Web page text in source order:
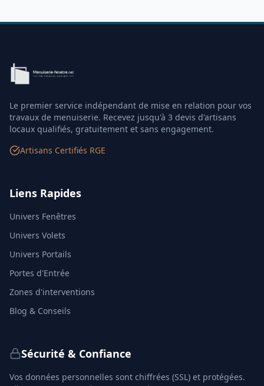
Le premier service indépendant de mise en relation pour vos
travaux de menuiserie. Recevez jusqu'à 3 devis d'artisans
locaux qualifiés, gratuitement et sans engagement.
Artisans Certifiés RGE
Liens Rapides
Univers Fenêtres
Univers Volets
Univers Portails
Portes d'Entrée
Zones d'interventions
Blog & Conseils
Sécurité & Confiance
Vos données personnelles sont chiffrées (SSL) et protégées.